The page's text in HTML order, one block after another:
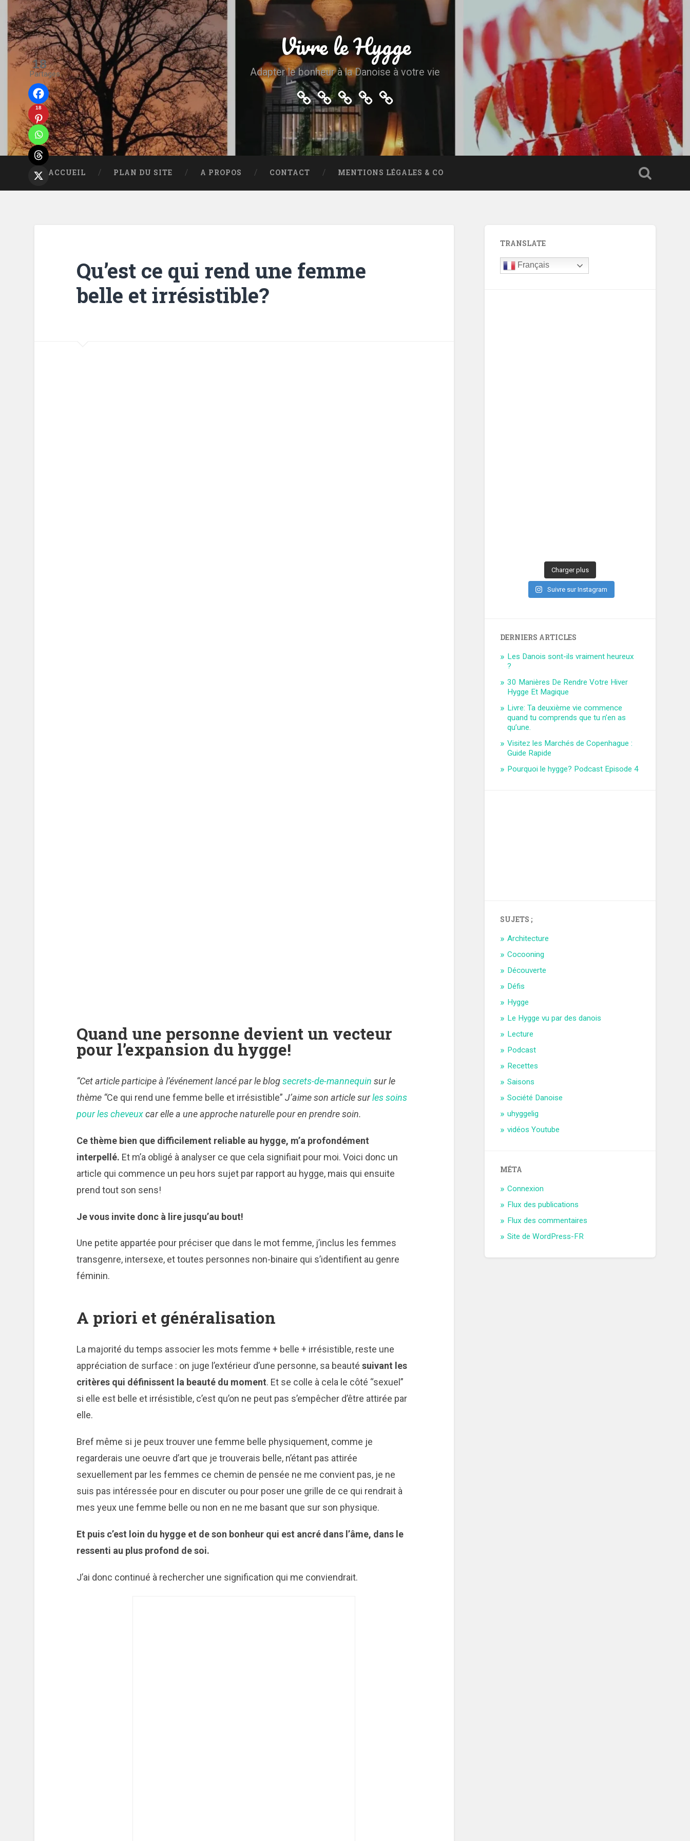
Accéder
contenu
principal
Recherche Vivre le Hygge
Adapter le bonheur à la Danoise à votre vie
Accueil
Plan
du
site
A
propos
Contact
Mentions
légales
&
co
ACCUEIL PLAN DU SITE A PROPOS CONTACT MENTIONS LÉGALES & CO
Qu’est ce qui rend une femme
belle et irrésistible?
Quand une personne devient un vecteur
pour l’expansion du hygge!
“Cet article participe à l’événement lancé par le blogsecrets-de-mannequin sur le
thème “Ce qui rend une femme belle et irrésistible” J’aime son article surles soins
pour les cheveuxcar elle a une approche naturelle pour en prendre soin.
Ce thème bien que difficilement reliable au hygge, m’a profondément
interpellé. Et m’a obligé à analyser ce que cela signifiait pour moi. Voici donc un
article qui commence un peu hors sujet par rapport au hygge, mais qui ensuite
prend tout son sens!
Je vous invite donc à lire jusqu’au bout!
Une petite appartée pour préciser que dans le mot femme, j’inclus les femmes
transgenre, intersexe, et toutes personnes non-binaire qui s’identifient au genre
féminin.
A priori et généralisation
La majorité du temps associer les mots femme + belle + irrésistible, reste une
appréciation de surface : on juge l’extérieur d’une personne, sa beauté suivant les
critères qui définissent la beauté du moment. Et se colle à cela le côté “sexuel”
si elle est belle et irrésistible, c’est qu’on ne peut pas s’empêcher d’être attirée par
elle.
Bref même si je peux trouver une femme belle physiquement, comme je
regarderais une oeuvre d’art que je trouverais belle, n’étant pas attirée
sexuellement par les femmes ce chemin de pensée ne me convient pas, je ne
suis pas intéressée pour en discuter ou pour poser une grille de ce qui rendrait à
mes yeux une femme belle ou non en ne me basant que sur son physique.
Et puis c’est loin du hygge et de son bonheur qui est ancré dans l’âme, dans le
ressenti au plus profond de soi.
J’ai donc continué à rechercher une signification qui me conviendrait.
18
Partages
18
TRANSLATE
Français
Charger plus
Suivre sur Instagram
DERNIERS ARTICLES
Les Danois sont-ils vraiment heureux
?
30 Manières De Rendre Votre Hiver
Hygge Et Magique
Livre: Ta deuxième vie commence
quand tu comprends que tu n’en as
qu’une.
Visitez les Marchés de Copenhague :
Guide Rapide
Pourquoi le hygge? Podcast Episode 4
SUJETS ;
Architecture
Cocooning
Découverte
Défis
Hygge
Le Hygge vu par des danois
Lecture
Podcast
Recettes
Saisons
Société Danoise
uhyggelig
vidéos Youtube
MÉTA
Connexion
Flux des publications
Flux des commentaires
Site de WordPress-FR